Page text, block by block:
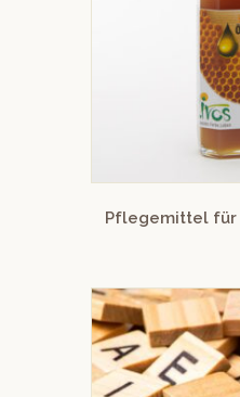
Pflegemittel